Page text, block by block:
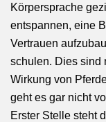
Körpersprache
entspannen, eine
Vertrauen
schulen. Dies sind
Wirkung von
geht es gar nicht
Erster Stelle steht